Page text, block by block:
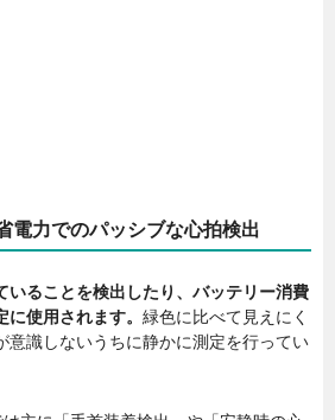
電力でのパッシブな心拍検出
いることを検出したり、バッテリー消費
使用されます。 緑色に比べて見えにく
意識しないうちに静かに測定を行ってい